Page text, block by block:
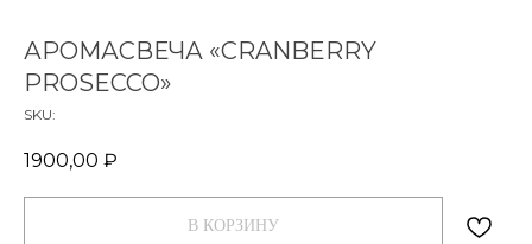
АРОМАСВЕЧА «CRANBERRY
PROSECCO»
SKU:
1900,00 ₽
В КОРЗИНУ